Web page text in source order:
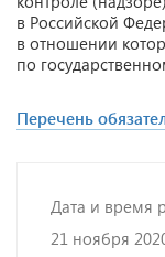
в Российской
в отношении
по
Перечень
Дата и время
21 ноября